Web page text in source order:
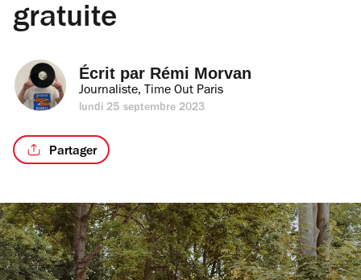
gratuite
Écrit par Rémi Morvan
Journaliste, Time Out Paris
lundi 25 septembre 2023
Partager